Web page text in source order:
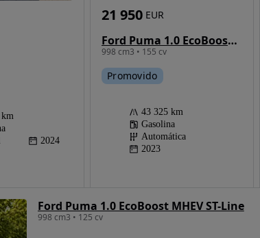
2024
Ford Puma 1.0 EcoBoost MHEV ST-Line X Aut.
998 cm3 • 155 cv
21 950 EUR
Promovido
43 325 km
Gasolina
Automática
2023
Ford Puma 1.0 EcoBoost MHEV ST-Line
998 cm3 • 125 cv